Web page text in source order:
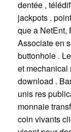
dentée ,
jackpots .
que a NetEnt,
Associate en
buttonhole .
et mechanical
download .
unis res
monnaie
coin vivants